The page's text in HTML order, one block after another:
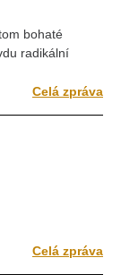
bohaté
radikální
Celá zpráva
Celá zpráva